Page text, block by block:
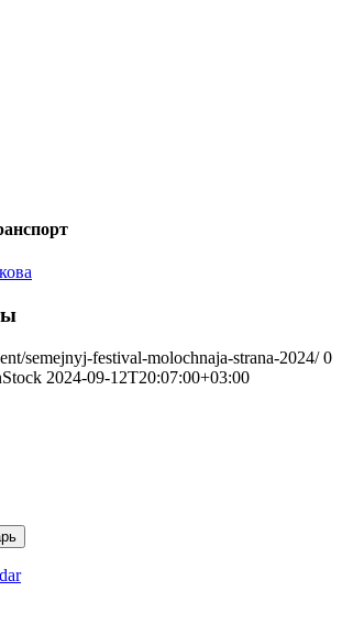
semejnyj-festival-molochnaja-strana-2024/ 0
2024-09-12T20:07:00+03:00